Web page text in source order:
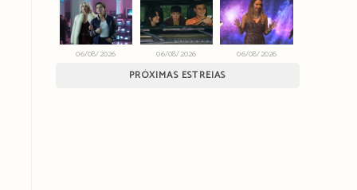
06/08/2026 06/08/2026 06/08/2026
PRÓXIMAS ESTREIAS